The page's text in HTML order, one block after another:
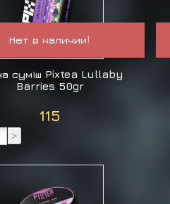
Нет в наличии!
суміш Pixtea Lullaby
Barries 50gr
115
>